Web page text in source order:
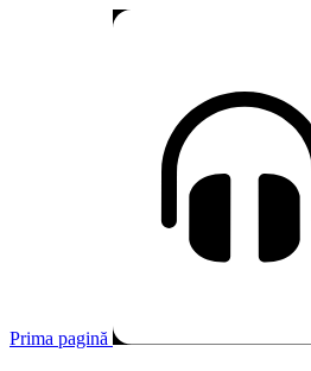
Prima pagină